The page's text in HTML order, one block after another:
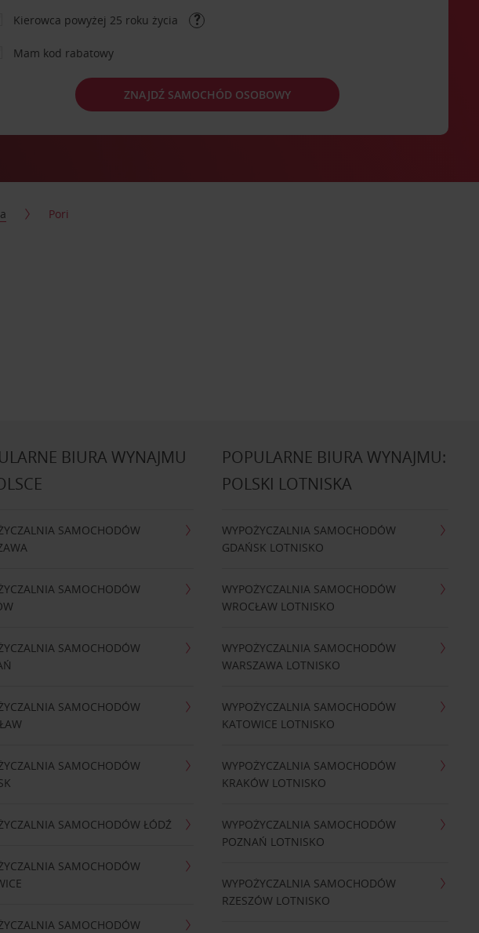
Kierowca powyżej 25 roku życia
Mam kod rabatowy
ZNAJDŹ SAMOCHÓD OSOBOWY
Pori
BIURA WYNAJMU
SAMOCHODÓW
SAMOCHODÓW
SAMOCHODÓW
SAMOCHODÓW
SAMOCHODÓW
SAMOCHODÓW ŁÓDŹ
SAMOCHODÓW
SAMOCHODÓW
POPULARNE BIURA WYNAJMU:
POLSKI LOTNISKA
WYPOŻYCZALNIA SAMOCHODÓW
GDAŃSK LOTNISKO
WYPOŻYCZALNIA SAMOCHODÓW
WROCŁAW LOTNISKO
WYPOŻYCZALNIA SAMOCHODÓW
WARSZAWA LOTNISKO
WYPOŻYCZALNIA SAMOCHODÓW
KATOWICE LOTNISKO
WYPOŻYCZALNIA SAMOCHODÓW
KRAKÓW LOTNISKO
WYPOŻYCZALNIA SAMOCHODÓW
POZNAŃ LOTNISKO
WYPOŻYCZALNIA SAMOCHODÓW
RZESZÓW LOTNISKO